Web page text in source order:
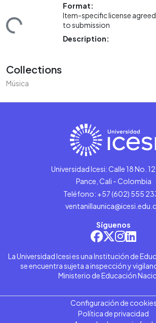
Format:
Item-specific license
to submission
Description:
Collections
Música
Universidad Icesi: Calle 18 No.
Pance, Cali - Colombia
Teléfono: +57 (602) 555
Síguenos
La Universidad Icesi es una Institución de
se encuentra sujeta a inspección y
Ministerio de Educación
Configuración de cookies
Política de privacidad